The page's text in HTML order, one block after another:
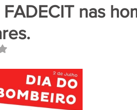
FADECIT nas
com NaN de 5 estrelas.